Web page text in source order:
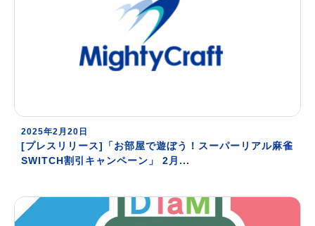
2025年2月20日
[プレスリリース]「お部屋で遊ぼう！スーパーリアル麻雀
SWITCH割引キャンペーン」 2月...